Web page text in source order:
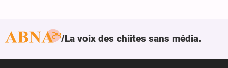
La voix des chiites sans média.